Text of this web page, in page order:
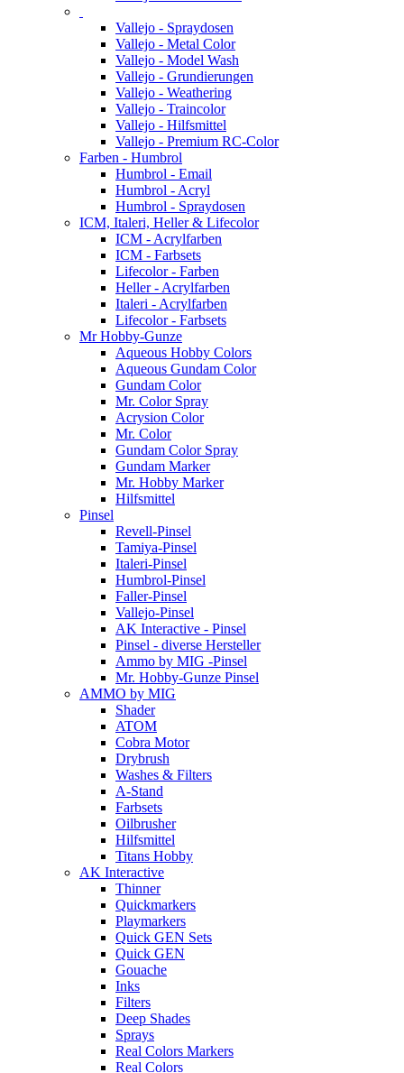
Vallejo - Spraydosen
Vallejo - Metal Color
Vallejo - Model Wash
Vallejo - Grundierungen
Vallejo - Weathering
Vallejo - Traincolor
Vallejo - Hilfsmittel
Vallejo - Premium RC-Color
Farben - Humbrol
Humbrol - Email
Humbrol - Acryl
Humbrol - Spraydosen
ICM, Italeri, Heller & Lifecolor
ICM - Acrylfarben
ICM - Farbsets
Lifecolor - Farben
Heller - Acrylfarben
Italeri - Acrylfarben
Lifecolor - Farbsets
Mr Hobby-Gunze
Aqueous Hobby Colors
Aqueous Gundam Color
Gundam Color
Mr. Color Spray
Acrysion Color
Mr. Color
Gundam Color Spray
Gundam Marker
Mr. Hobby Marker
Hilfsmittel
Pinsel
Revell-Pinsel
Tamiya-Pinsel
Italeri-Pinsel
Humbrol-Pinsel
Faller-Pinsel
Vallejo-Pinsel
AK Interactive - Pinsel
Pinsel - diverse Hersteller
Ammo by MIG -Pinsel
Mr. Hobby-Gunze Pinsel
AMMO by MIG
Shader
ATOM
Cobra Motor
Drybrush
Washes & Filters
A-Stand
Farbsets
Oilbrusher
Hilfsmittel
Titans Hobby
AK Interactive
Thinner
Quickmarkers
Playmarkers
Quick GEN Sets
Quick GEN
Gouache
Inks
Filters
Deep Shades
Sprays
Real Colors Markers
Real Colors